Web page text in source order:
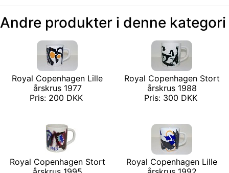
Andre produkter i denne kategori
Royal Copenhagen Lille
årskrus 1977
Pris: 200 DKK
Royal Copenhagen Stort
årskrus 1988
Pris: 300 DKK
Royal Copenhagen Stort
Royal Copenhagen Lille